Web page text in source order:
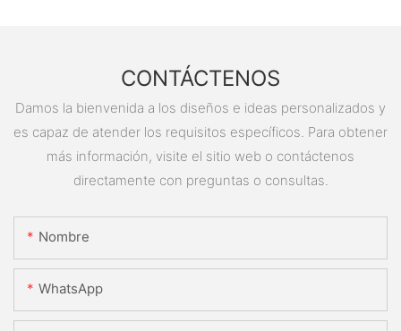
CONTÁCTENOS
Damos la bienvenida a los diseños e ideas personalizados y
es capaz de atender los requisitos específicos. Para obtener
más información, visite el sitio web o contáctenos
directamente con preguntas o consultas.
Nombre
WhatsApp